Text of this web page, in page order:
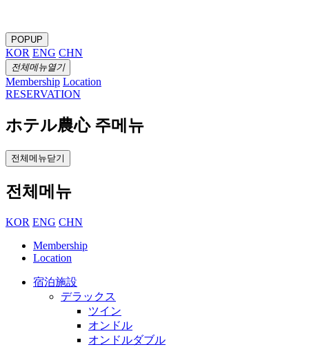
POPUP
KOR ENG CHN
전체메뉴열기
Membership Location
RESERVATION
ホテル農心 주메뉴
전체메뉴닫기
전체메뉴
KOR ENG CHN
Membership
Location
宿泊施設
デラックス
ツイン
オンドル
オンドルダブル